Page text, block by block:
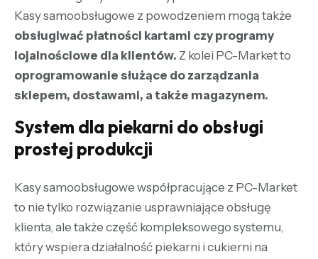
Kasy samoobsługowe z powodzeniem mogą także
obsługiwać płatności kartami czy programy
lojalnościowe dla klientów. Z kolei PC-Market to
oprogramowanie służące do zarządzania
sklepem, dostawami, a także magazynem.
System dla piekarni do obsługi
prostej produkcji
Kasy samoobsługowe współpracujące z PC-Market
to nie tylko rozwiązanie usprawniające obsługę
klienta, ale także część kompleksowego systemu,
który wspiera działalność piekarni i cukierni na